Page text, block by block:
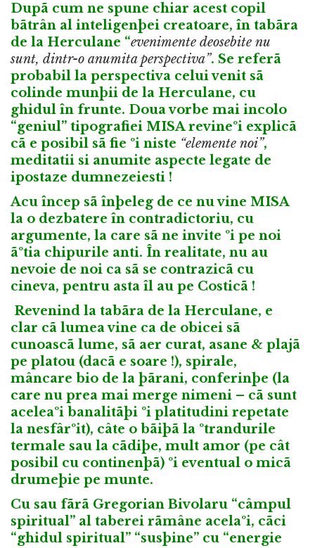
Dupã cum ne spune chiar acest copil
bãtrân al inteligenþei creatoare, în tabãra
de la Herculane “evenimente deosebite nu
sunt, dintr-o anumita perspectiva”. Se referã
probabil la perspectiva celui venit sã
colinde munþii de la Herculane, cu
ghidul în frunte. Doua vorbe mai incolo
“geniul” tipografiei MISA revineºi explicã
cã e posibil sã fie ºi niste “elemente noi”,
meditatii si anumite aspecte legate de
ipostaze dumnezeiesti !
Acu încep sã înþeleg de ce nu vine MISA
la o dezbatere în contradictoriu, cu
argumente, la care sã ne invite ºi pe noi
ãºtia chipurile anti. În realitate, nu au
nevoie de noi ca sã se contrazicã cu
cineva, pentru asta îl au pe Costicã !
Revenind la tabãra de la Herculane, e
clar cã lumea vine ca de obicei sã
cunoascã lume, sã aer curat, asane & plajã
pe platou (dacã e soare !), spirale,
mâncare bio de la þãrani, conferinþe (la
care nu prea mai merge nimeni – cã sunt
aceleaºi banalitãþi ºi platitudini repetate
la nesfârºit), câte o bãiþã la ºtrandurile
termale sau la cãdiþe, mult amor (pe cât
posibil cu continenþã) ºi eventual o micã
drumeþie pe munte.
Cu sau fãrã Gregorian Bivolaru “câmpul
spiritual” al taberei rãmâne acelaºi, cãci
“ghidul spiritual” “susþine” cu “energie